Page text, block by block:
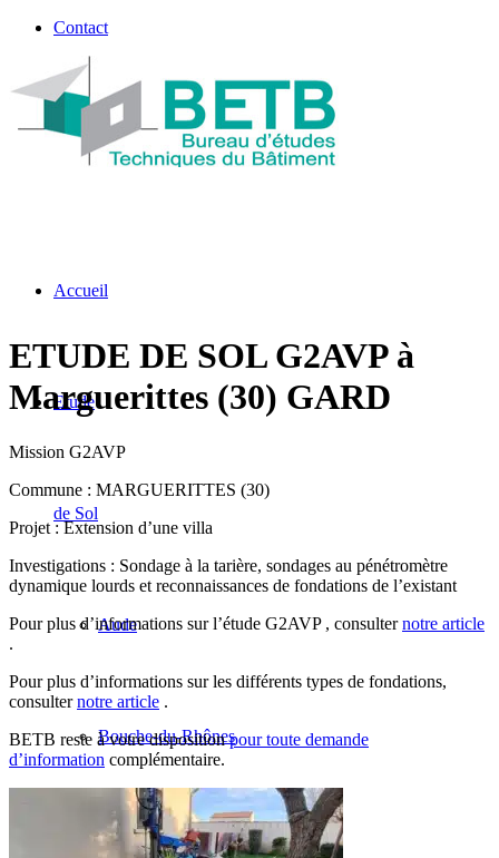
Contact
Accueil
Etude
de Sol
Aude
Bouche-du-Rhônes
Haute-Garonne
ETUDE DE SOL G2AVP à
Marguerittes (30) GARD
Mission G2AVP
Commune : MARGUERITTES (30)
Projet : Extension d’une villa
Investigations : Sondage à la tarière, sondages au pénétromètre
dynamique lourds et reconnaissances de fondations de l’existant
Pour plus d’informations sur l’étude G2AVP , consulternotre article
.
Pour plus d’informations sur les différents types de fondations,
consulternotre article .
BETB reste à votre dispositionpour toute demande
d’information complémentaire.